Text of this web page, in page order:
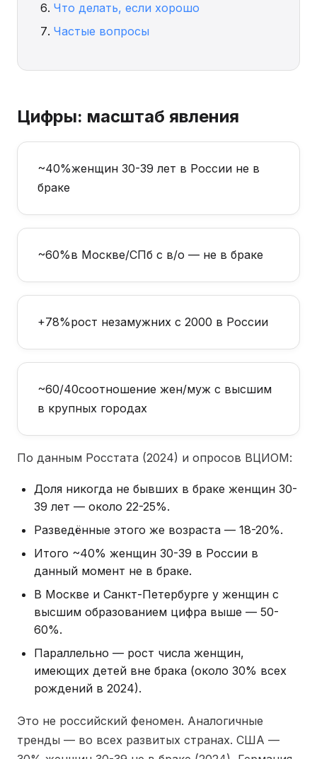
Что делать, если хорошо
Частые вопросы
Цифры: масштаб явления
~40%женщин 30-39 лет в России не в
браке
~60%в Москве/СПб с в/о — не в браке
+78%рост незамужних с 2000 в России
~60/40соотношение жен/муж с высшим
в крупных городах
По данным Росстата (2024) и опросов ВЦИОМ:
Доля никогда не бывших в браке женщин 30-
39 лет — около 22-25%.
Разведённые этого же возраста — 18-20%.
Итого ~40% женщин 30-39 в России в
данный момент не в браке.
В Москве и Санкт-Петербурге у женщин с
высшим образованием цифра выше — 50-
60%.
Параллельно — рост числа женщин,
имеющих детей вне брака (около 30% всех
рождений в 2024).
Это не российский феномен. Аналогичные
тренды — во всех развитых странах. США —